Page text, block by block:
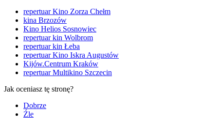
repertuar Kino Zorza Chełm
kina Brzozów
Kino Helios Sosnowiec
repertuar kin Wolbrom
repertuar kin Łeba
repertuar Kino Iskra Augustów
Kijów.Centrum Kraków
repertuar Multikino Szczecin
Jak oceniasz tę stronę?
Dobrze
Źle